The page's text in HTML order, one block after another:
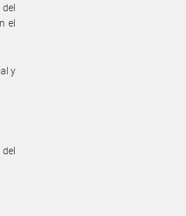
el
y